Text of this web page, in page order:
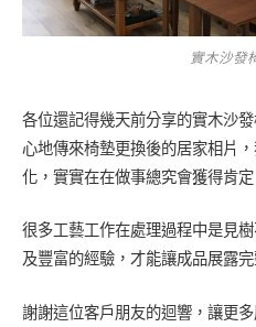
實木沙發
各位還記得幾天前分享的實木沙
心地傳來椅墊更換後的居家相片
化，實實在在做事總究會獲得肯定
很多工藝工作在處理過程中是見
及豐富的經驗，才能讓成品展露
謝謝這位客戶朋友的迴響，讓更